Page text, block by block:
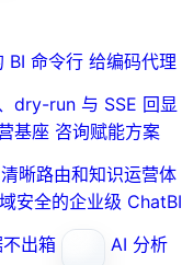
BI 命令行 给编码代理
dry-run 与 SSE 回显
基座 咨询赋能方案
晰路由和知识运营体
安全的企业级 ChatBI
出箱
AI 分析